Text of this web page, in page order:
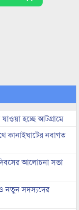
হচ্ছে আটগ্রামে
কানাইঘাটের নবাগত
আলোচনা সভা
ও নতুন সদস্যদের